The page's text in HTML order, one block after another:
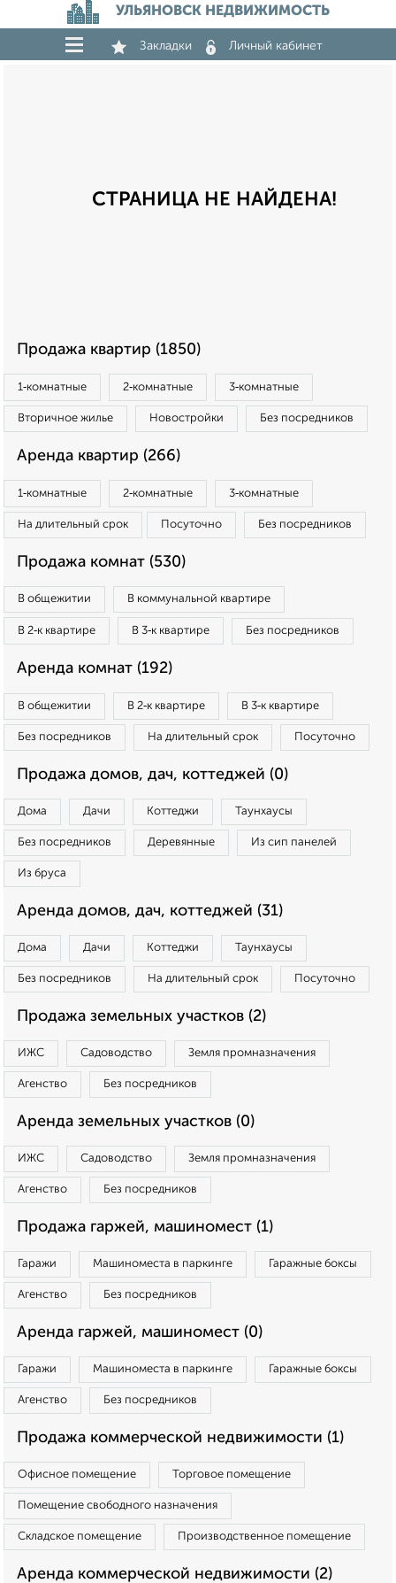
УЛЬЯНОВСК НЕДВИЖИМОСТЬ
Закладки Личный кабинет
СТРАНИЦА НЕ НАЙДЕНА!
Продажа квартир (1850)
1‑комнатные 2‑комнатные 3‑комнатные
Вторичное жилье Новостройки Без посредников
Аренда квартир (266)
1‑комнатные 2‑комнатные 3‑комнатные
На длительный срок Посуточно Без посредников
Продажа комнат (530)
В общежитии В коммунальной квартире
В 2‑к квартире В 3‑к квартире Без посредников
Аренда комнат (192)
В общежитии В 2‑к квартире В 3‑к квартире
Без посредников На длительный срок Посуточно
Продажа домов, дач, коттеджей (0)
Дома Дачи Коттеджи Таунхаусы
Без посредников Деревянные Из сип панелей
Из бруса
Аренда домов, дач, коттеджей (31)
Дома Дачи Коттеджи Таунхаусы
Без посредников На длительный срок Посуточно
Продажа земельных участков (2)
ИЖС Садоводство Земля промназначения
Агенство Без посредников
Аренда земельных участков (0)
ИЖС Садоводство Земля промназначения
Агенство Без посредников
Продажа гаржей, машиномест (1)
Гаражи Машиноместа в паркинге Гаражные боксы
Агенство Без посредников
Аренда гаржей, машиномест (0)
Гаражи Машиноместа в паркинге Гаражные боксы
Агенство Без посредников
Продажа коммерческой недвижимости (1)
Офисное помещение Торговое помещение
Помещение свободного назначения
Складское помещение Производственное помещение
Аренда коммерческой недвижимости (2)